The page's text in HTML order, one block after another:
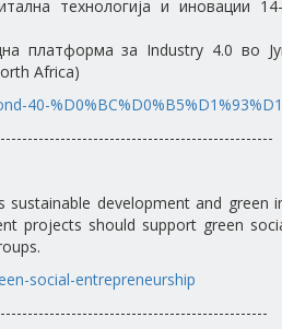
технологија и иновации
платформа за Industry 4.0 во
Africa)
40-
sustainable development and green
projects should support green
social-entrepreneurship